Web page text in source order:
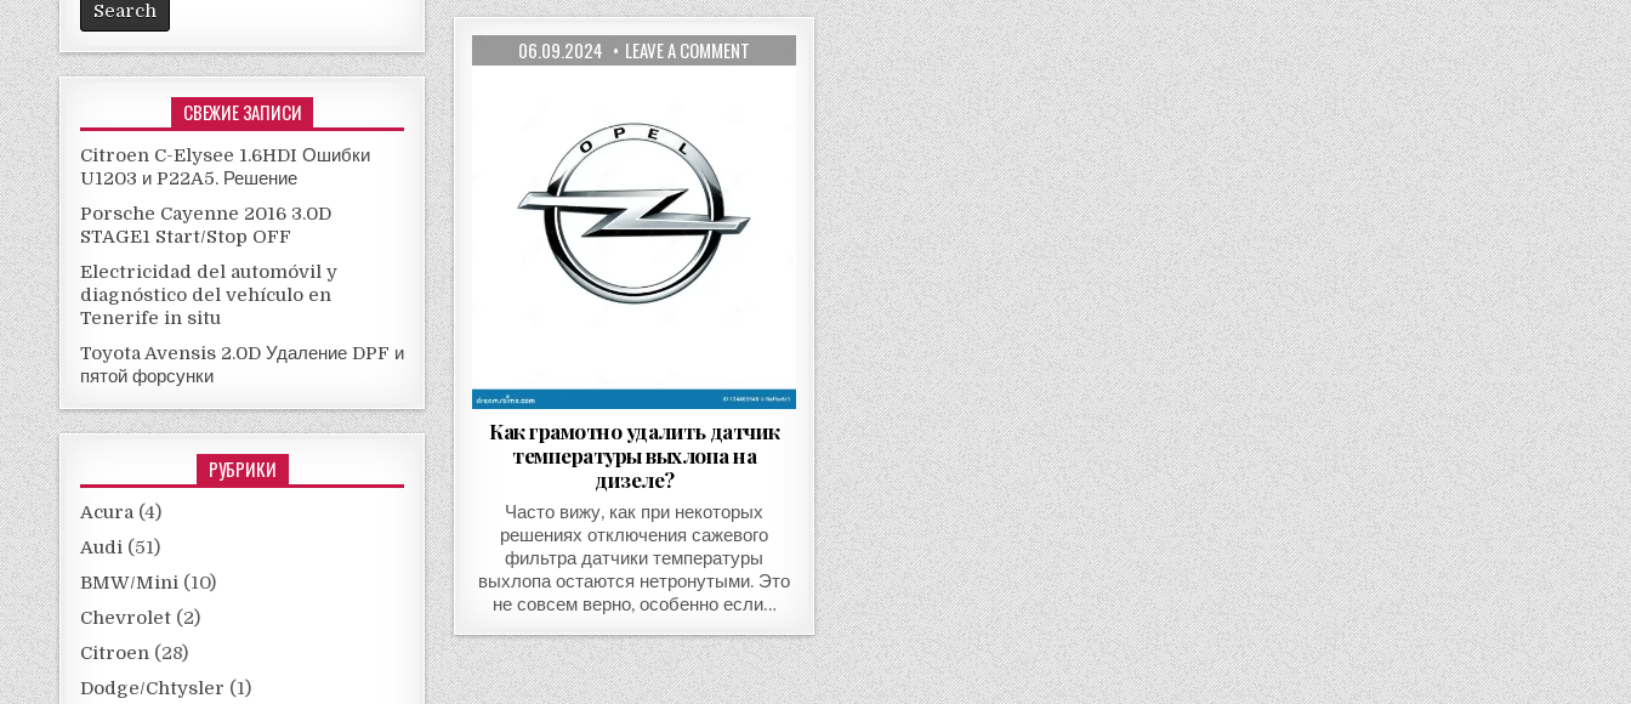
06.09.2024 LEAVE A COMMENT
Как грамотно удалить датчик
температуры выхлопа на
дизеле?
Часто вижу, как при некоторых
решениях отключения сажевого
фильтра датчики температуры
выхлопа остаются нетронутыми. Это
не совсем верно, особенно если…
СВЕЖИЕ ЗАПИСИ
Citroen C-Elysee 1.6HDI Ошибки
U1203 и P22A5. Решение
Porsche Cayenne 2016 3.0D
STAGE1 Start/Stop OFF
Electricidad del automóvil y
diagnóstico del vehículo en
Tenerife in situ
Toyota Avensis 2.0D Удаление DPF и
пятой форсунки
РУБРИКИ
Acura (4)
Audi (51)
BMW/Mini (10)
Chevrolet (2)
Citroen (28)
Dodge/Chtysler (1)